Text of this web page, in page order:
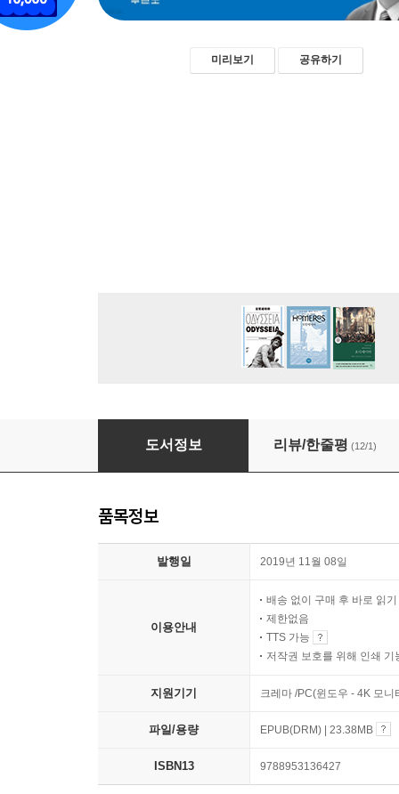
미리보기 공유하기
도시 목회 가이드
도서정보 리뷰/한줄평 (12/1)
품목정보
발행일 2019년 11월 08일
이용안내
배송 없이 구매 후 바로 읽기
제한없음
TTS 가능
저작권 보호를 위해 인쇄 기
지원기기 크레마 /PC(윈도우 - 4K 모
파일/용량 EPUB(DRM) | 23.38MB
ISBN13 9788953136427